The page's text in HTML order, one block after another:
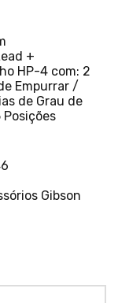
+
HP-4 com: 2
Empurrar /
de Grau de
Gibson